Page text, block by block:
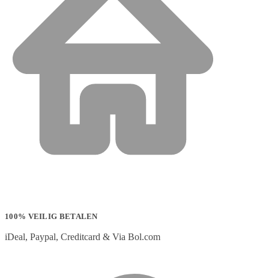
100% VEILIG BETALEN
iDeal, Paypal, Creditcard & Via Bol.com